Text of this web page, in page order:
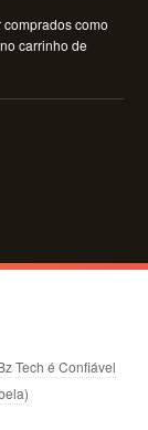
como
carrinho de
Tech é Confiável